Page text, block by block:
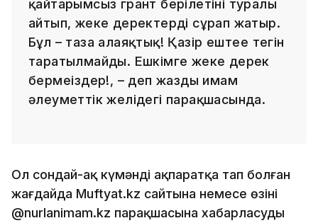
қайтарымсыз грант берілетіні туралы
айтып, жеке деректерді сұрап жатыр.
Бұл – таза алаяқтық! Қазір ештеңе тегін
таратылмайды. Ешкімге жеке дерек
бермеңіздер!, – деп жазды имам
әлеуметтік желідегі парақшасында.
Ол сондай-ақ күмәнді ақпаратқа тап болған
жағдайда Muftyat.kz сайтына немесе өзінің
@nurlanimam.kz парақшасына хабарласуды